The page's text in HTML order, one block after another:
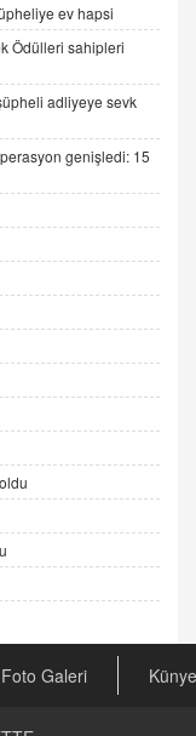
Vurulan Şamar:
Yürüyoruz"
Açmadan Önce
ev hapsi
Ödülleri sahipleri
adliyeye sevk
genişledi: 15
Foto Galeri Künye